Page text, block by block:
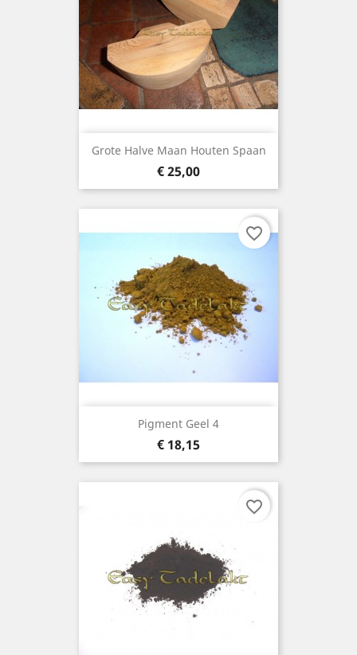
Grote Halve Maan Houten Spaan
Prijs
€ 25,00
Pigment Geel 4
Prijs
€ 18,15
favorite_border
favorite_border